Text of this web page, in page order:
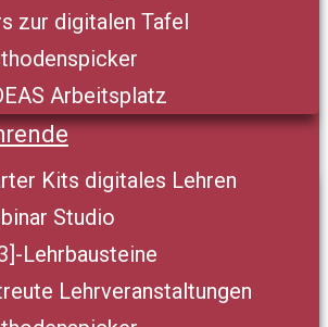
zur digitalen Tafel
Arbeitsplatz
Kits digitales Lehren
Studio
Lehrbausteine
Lehrveranstaltungen